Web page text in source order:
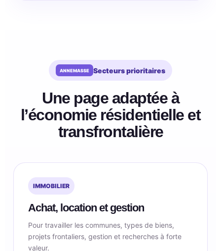
Secteurs prioritaires
Une page adaptée à
l’économie résidentielle et
transfrontalière
IMMOBILIER
Achat, location et gestion
Pour travailler les communes, types de biens,
projets frontaliers, gestion et recherches à forte
valeur.